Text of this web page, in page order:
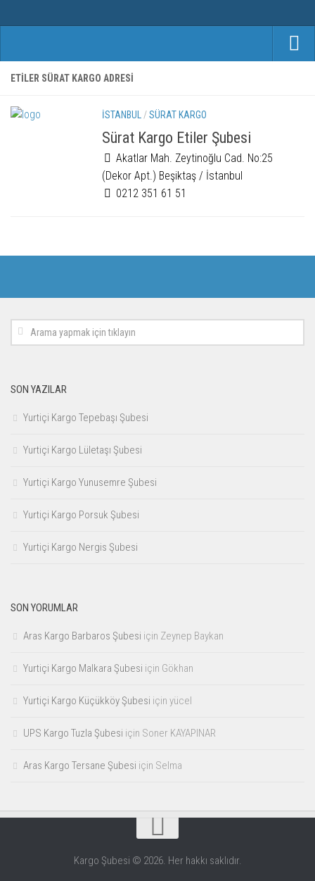
ANASAYFA
ETILER SÜRAT KARGO ADRESI
İSTANBUL /SÜRAT KARGO
Sürat Kargo Etiler Şubesi
Akatlar Mah. Zeytinoğlu Cad. No:25
(Dekor Apt.) Beşiktaş / İstanbul
0212 351 61 51
SON YAZILAR
Yurtiçi Kargo Tepebaşı Şubesi
Yurtiçi Kargo Lületaşı Şubesi
Yurtiçi Kargo Yunusemre Şubesi
Yurtiçi Kargo Porsuk Şubesi
Yurtiçi Kargo Nergis Şubesi
SON YORUMLAR
Aras Kargo Barbaros Şubesi için Zeynep Baykan
Yurtiçi Kargo Malkara Şubesi için Gökhan
Yurtiçi Kargo Küçükköy Şubesi için yücel
UPS Kargo Tuzla Şubesi için Soner KAYAPINAR
Aras Kargo Tersane Şubesi için Selma
Kargo Şubesi © 2026. Her hakkı saklıdır.